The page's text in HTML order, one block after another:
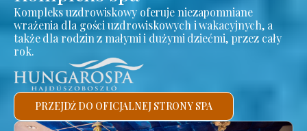
Kompleks uzdrowiskowy oferuje niezapomniane
wrażenia dla gości uzdrowiskowych i wakacyjnych, a
także dla rodzin z małymi i dużymi dziećmi, przez cały
rok.
PRZEJDŹ DO OFICJALNEJ STRONY SPA